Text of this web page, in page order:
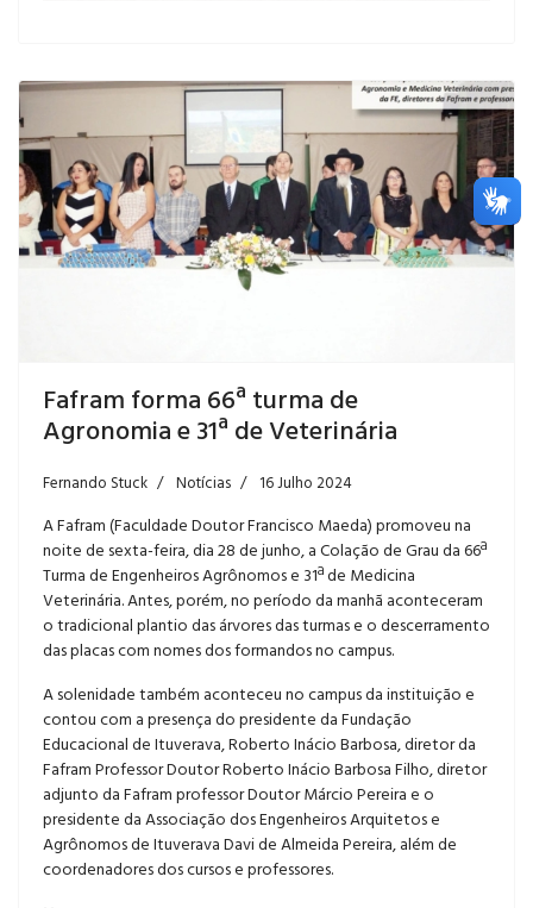
Fafram forma 66ª turma de
Agronomia e 31ª de Veterinária
Fernando Stuck Notícias 16 Julho 2024
A Fafram (Faculdade Doutor Francisco Maeda) promoveu na
noite de sexta-feira, dia 28 de junho, a Colação de Grau da 66ª
Turma de Engenheiros Agrônomos e 31ª de Medicina
Veterinária. Antes, porém, no período da manhã aconteceram
o tradicional plantio das árvores das turmas e o descerramento
das placas com nomes dos formandos no campus.
A solenidade também aconteceu no campus da instituição e
contou com a presença do presidente da Fundação
Educacional de Ituverava, Roberto Inácio Barbosa, diretor da
Fafram Professor Doutor Roberto Inácio Barbosa Filho, diretor
adjunto da Fafram professor Doutor Márcio Pereira e o
presidente da Associação dos Engenheiros Arquitetos e
Agrônomos de Ituverava Davi de Almeida Pereira, além de
coordenadores dos cursos e professores.